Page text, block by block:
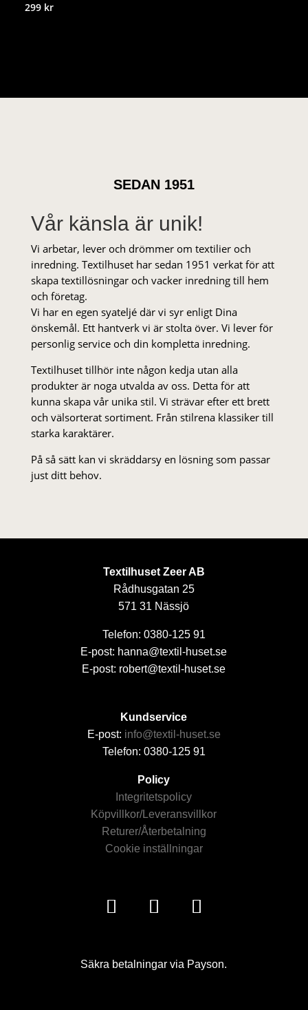
299 kr
SEDAN 1951
Vår känsla är unik!
Vi arbetar, lever och drömmer om textilier och
inredning. Textilhuset har sedan 1951 verkat för att
skapa textillösningar och vacker inredning till hem
och företag.
Vi har en egen syateljé där vi syr enligt Dina
önskemål. Ett hantverk vi är stolta över. Vi lever för
personlig service och din kompletta inredning.
Textilhuset tillhör inte någon kedja utan alla
produkter är noga utvalda av oss. Detta för att
kunna skapa vår unika stil. Vi strä­var efter ett brett
och välsorterat sor­ti­ment. Från stil­rena klas­siker till
starka karaktärer.
På så sätt kan vi skräddarsy en lösning som passar
just ditt behov.
Textilhuset Zeer AB
Rådhusgatan 25
571 31 Nässjö
Telefon: 0380-125 91
E-post: hanna@textil-huset.se
E-post: robert@textil-huset.se
Kundservice
E-post: info@textil-huset.se
Telefon: 0380-125 91
Policy
Integritetspolicy
Köpvillkor/Leveransvillkor
Returer/Återbetalning
Cookie inställningar
Säkra betalningar via Payson.